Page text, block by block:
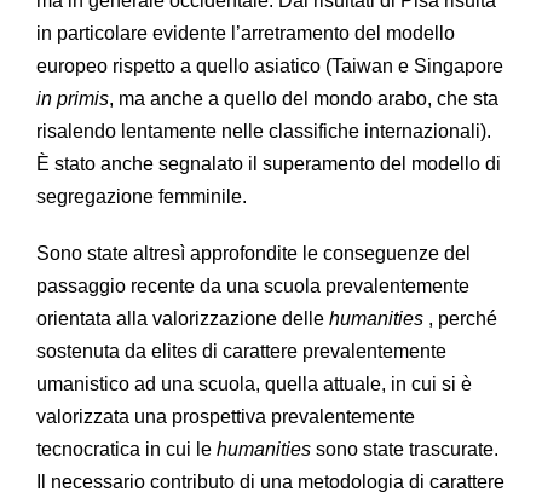
in particolare evidente l’arretramento del modello
europeo rispetto a quello asiatico (Taiwan e Singapore
in primis, ma anche a quello del mondo arabo, che sta
risalendo lentamente nelle classifiche internazionali).
È stato anche segnalato il superamento del modello di
segregazione femminile.
Sono state altresì approfondite le conseguenze del
passaggio recente da una scuola prevalentemente
orientata alla valorizzazione delle humanities, perché
sostenuta da elites di carattere prevalentemente
umanistico ad una scuola, quella attuale, in cui si è
valorizzata una prospettiva prevalentemente
tecnocratica in cui le humanitiessono state trascurate.
Il necessario contributo di una metodologia di carattere